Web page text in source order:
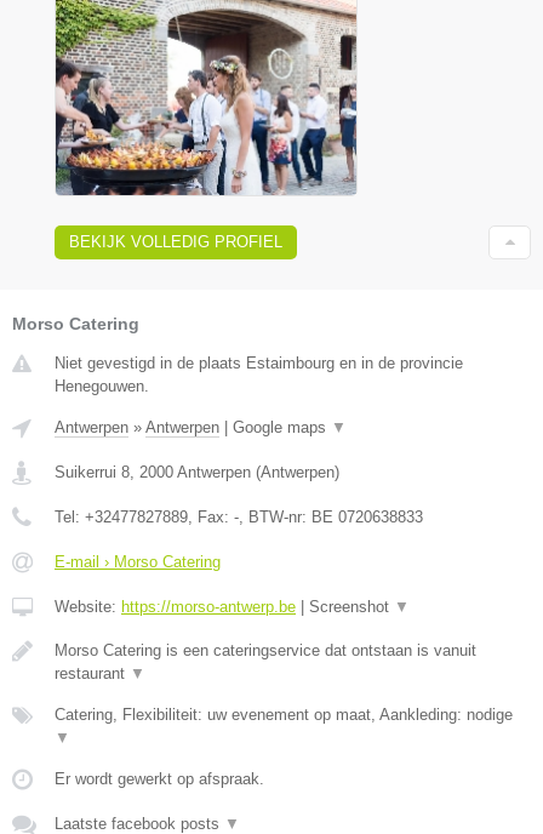
BEKIJK VOLLEDIG PROFIEL
Morso Catering
Niet gevestigd in de plaats Estaimbourg en in de provincie
Henegouwen.
Antwerpen » Antwerpen | Google maps ▼
Suikerrui 8 2000 Antwerpen (Antwerpen)
Tel: +32477827889 , Fax: - , BTW-nr: BE 0720638833
E-mail › Morso Catering
Website: https://morso-antwerp.be | Screenshot ▼
Morso Catering is een cateringservice dat ontstaan is vanuit
restaurant ▼
Catering, Flexibiliteit: uw evenement op maat, Aankleding: nodige
▼
Er wordt gewerkt op afspraak.
Laatste facebook posts ▼